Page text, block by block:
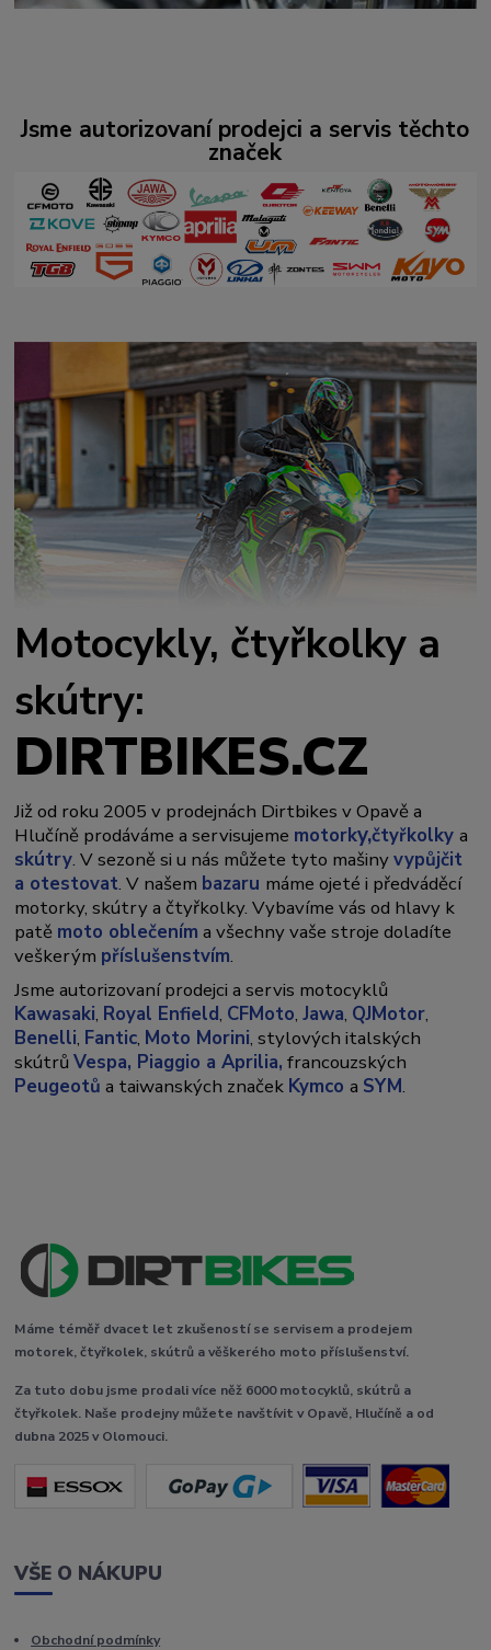
Jsme autorizovaní prodejci a servis těchto
značek
Motocykly, čtyřkolky a
skútry:
DIRTBIKES.CZ
Již od roku 2005 v prodejnách Dirtbikes v Opavě a
Hlučíně prodáváme a servisujeme motorky,čtyřkolkya
skútry. V sezoně si u nás můžete tyto mašinyvypůjčit
a otestovat. V našem bazaru máme ojeté i předváděcí
motorky, skútry a čtyřkolky. Vybavíme vás od hlavy k
patě moto oblečením a všechny vaše stroje doladíte
veškerým příslušenstvím.
Jsme autorizovaní prodejci a servis motocyklů
Kawasaki, Royal Enfield, CFMoto,Jawa, QJMotor,
Benelli, Fantic, Moto Morini, stylových italských
skútrůVespa, Piaggio a Aprilia, francouzských
Peugeotů a taiwanských značek Kymcoa SYM.
Máme téměř dvacet let zkušeností se servisem a prodejem
motorek, čtyřkolek, skútrů a věškerého moto příslušenství.
Za tuto dobu jsme prodali více něž 6000 motocyklů, skútrů a
čtyřkolek. Naše prodejny můžete navštívit v Opavě, Hlučíně a od
dubna 2025 v Olomouci.
VŠE O NÁKUPU
Obchodní podmínky